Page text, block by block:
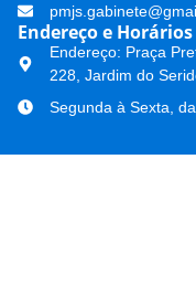
Endereço e Horários
Endereço: Praça
228, Jardim do
Segunda à Sexta,